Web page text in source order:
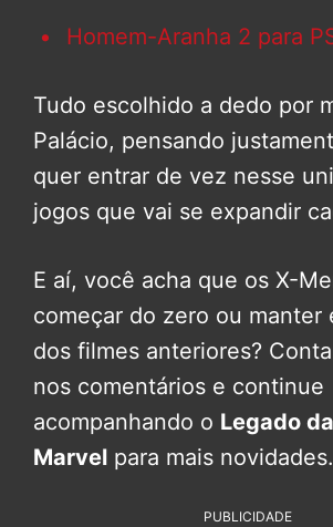
Homem-Aranha 2 para
Tudo escolhido a dedo por
Palácio, pensando
quer entrar de vez nesse
jogos que vai se expandir
E aí, você acha que os X-
começar do zero ou manter
dos filmes anteriores?
nos comentários e continue
acompanhando o Legado da
Marvel para mais novidades.
PUBLICIDADE